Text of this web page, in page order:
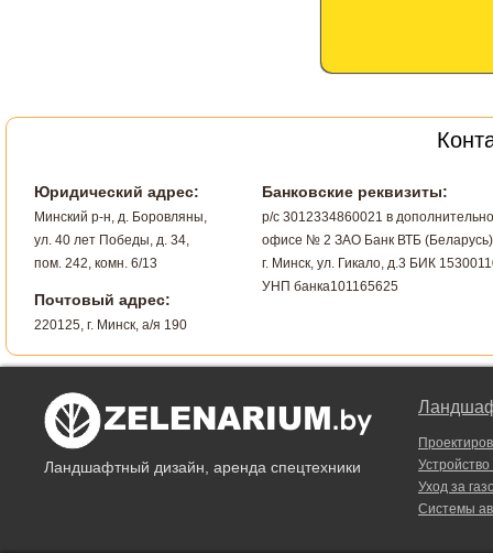
Юридический адрес:
Минский р-н, д. Боровляны,
ул. 40 лет Победы, д. 34,
пом. 242, комн. 6/13
Почтовый адрес:
220125, г. Минск, а/я 190
Банковские реквизиты:
р/с 3012334860021 в
офисе № 2 ЗАО Банк ВТБ
г. Минск, ул. Гикало, д.3 БИК
УНП банка101165625
Ландшафтный дизайн, аренда спецтехники
Устройство
Уход за
Системы